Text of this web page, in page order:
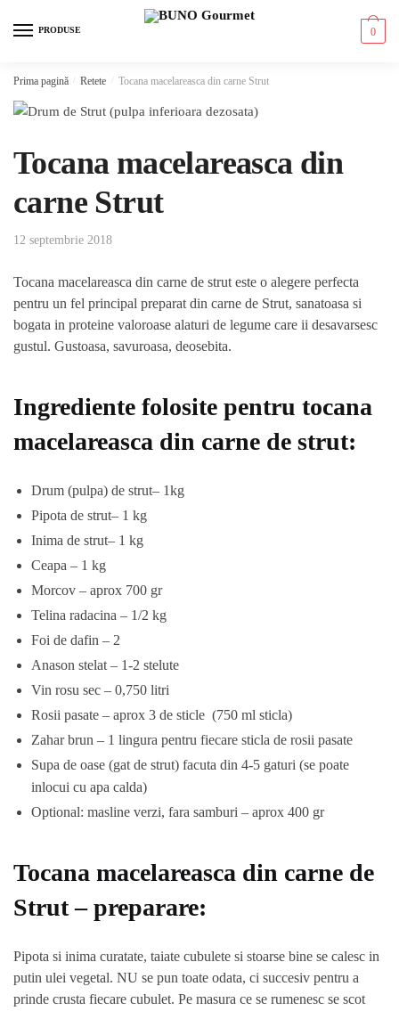
PRODUSE 0
Prima pagină Retete Tocana macelareasca din carne Strut
Tocana macelareasca din
carne Strut
12 septembrie 2018
Tocana macelareasca din carne de strut este o alegere perfecta
pentru un fel principal preparat din carne de Strut, sanatoasa si
bogata in proteine valoroase alaturi de legume care ii desavarsesc
gustul. Gustoasa, savuroasa, deosebita.
Ingrediente folosite pentru tocana
macelareasca din carne de strut:
Drum (pulpa) de strut– 1kg
Pipota de strut– 1 kg
Inima de strut– 1 kg
Ceapa – 1 kg
Morcov – aprox 700 gr
Telina radacina – 1/2 kg
Foi de dafin – 2
Anason stelat – 1-2 stelute
Vin rosu sec – 0,750 litri
Rosii pasate – aprox 3 de sticle (750 ml sticla)
Zahar brun – 1 lingura pentru fiecare sticla de rosii pasate
Supa de oase (gat de strut) facuta din 4-5 gaturi (se poate
inlocui cu apa calda)
Optional: masline verzi, fara samburi – aprox 400 gr
Tocana macelareasca din carne de
Strut – preparare:
Pipota si inima curatate, taiate cubulete si stoarse bine se calesc in
putin ulei vegetal. NU se pun toate odata, ci succesiv pentru a
prinde crusta fiecare cubulet. Pe masura ce se rumenesc se scot